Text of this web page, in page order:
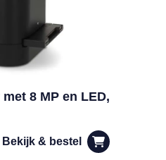
8 MP en LED,
Bekijk & bestel